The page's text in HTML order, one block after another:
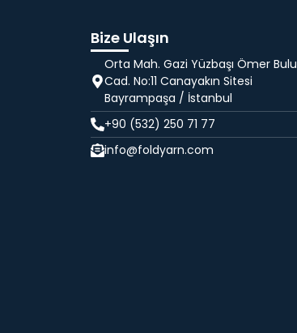
Bize Ulaşın
Orta Mah. Gazi Yüzbaşı Ömer Bulu
Cad. No:11 Canayakın Sitesi
Bayrampaşa / İstanbul
+90 (532) 250 71 77
info@foldyarn.com